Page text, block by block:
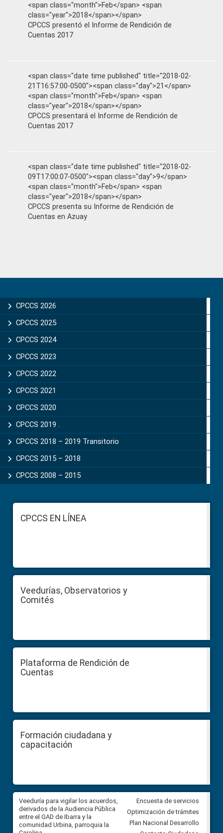
<span class="month">Feb</span> <span
class="year">2018</span></span>
CPCCS presentó el Informe de Rendición de
Cuentas 2017
<span class="date time published" title="2018-02-
21T16:57:00-0500"><span class="day">21</span>
<span class="month">Feb</span> <span
class="year">2018</span></span>
CPCCS presentará el Informe de Rendición de
Cuentas 2017
<span class="date time published" title="2018-02-
09T17:00:07-0500"><span class="day">9</span>
<span class="month">Feb</span> <span
class="year">2018</span></span>
CPCCS presenta su Informe de Rendición de
Cuentas en Azuay
Sidebar
CPCCS 2026
CPCCS 2025
CPCCS 2024
CPCCS 2023
CPCCS 2022
CPCCS 2021
CPCCS 2020
CPCCS 2019 .
CPCCS 2018 – 2019 Transitorio
CPCCS 2015 – 2018
CPCCS 2008 – 2015
FooterCPCCS EN LÍNEA
Veedurías, Observatorios y
Comités
Plataforma de Rendición de
Cuentas
Formación ciudadana y
capacitación
Veeduría para vigilar los acuerdos,
derivados de la Audiencia Pública
entre el GAD de Ibarra y la
comunidad Urbina, parroquia la
CPCCS convoca a Veeduría
Ciudadana para vigilar el
en la Universidad de Cuenca
Encuesta de servicios
Optimización de trámites
Plan Nacional Desarrollo